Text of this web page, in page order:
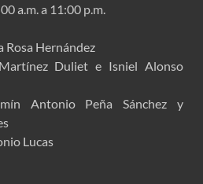
a.m. a 11:00 p.m.
Rosa Hernández
Duliet e Isniel Alonso
Antonio Peña Sánchez y
Lucas